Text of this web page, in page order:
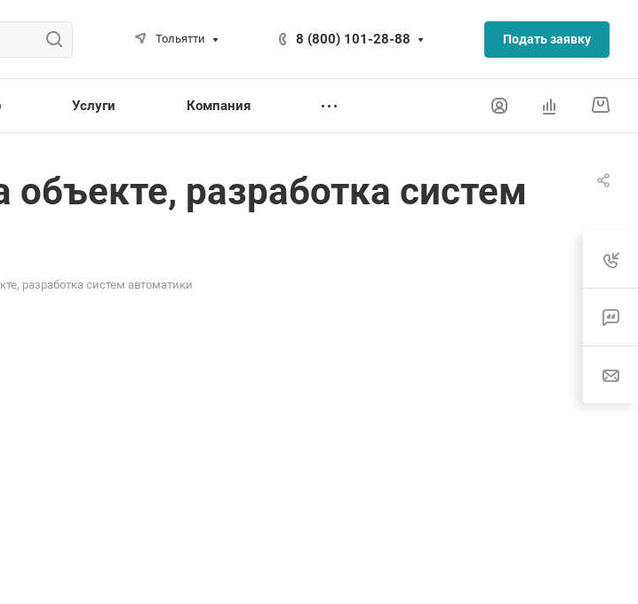
Тольятти 8 (800) 101-28-88 Подать заявку
Услуги Компания
разработка систем
разработка систем автоматики